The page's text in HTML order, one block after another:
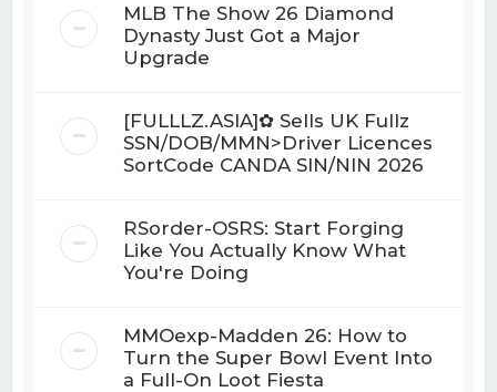
MLB The Show 26 Diamond
Dynasty Just Got a Major
Upgrade
[FULLLZ.ASIA]✿ Sells UK Fullz
SSN/DOB/MMN>Driver Licences
SortCode CANDA SIN/NIN 2026
RSorder-OSRS: Start Forging
Like You Actually Know What
You're Doing
MMOexp-Madden 26: How to
Turn the Super Bowl Event Into
a Full-On Loot Fiesta